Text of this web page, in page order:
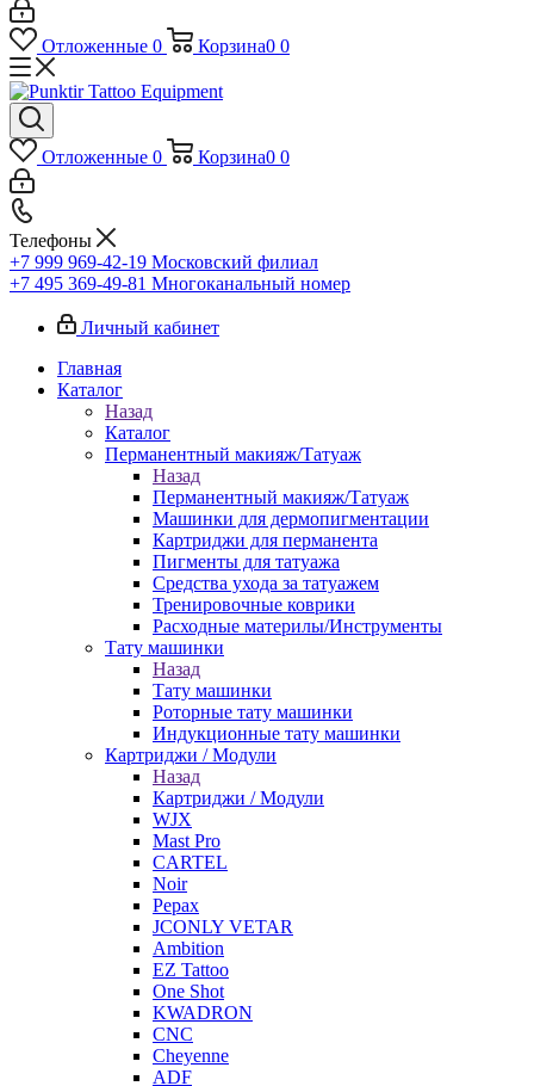
Отложенные 0 Корзина0 0
Отложенные 0 Корзина0 0
Телефоны
+7 999 969-42-19 Московский филиал
+7 495 369-49-81 Многоканальный номер
Личный кабинет
Главная
Каталог
Назад
Каталог
Перманентный макияж/Татуаж
Назад
Перманентный макияж/Татуаж
Машинки для дермопигментации
Картриджи для перманента
Пигменты для татуажа
Средства ухода за татуажем
Тренировочные коврики
Расходные материлы/Инструменты
Тату машинки
Назад
Тату машинки
Роторные тату машинки
Индукционные тату машинки
Картриджи / Модули
Назад
Картриджи / Модули
WJX
Mast Pro
CARTEL
Noir
Pepax
JCONLY VETAR
Ambition
EZ Tattoo
One Shot
KWADRON
CNC
Cheyenne
ADF